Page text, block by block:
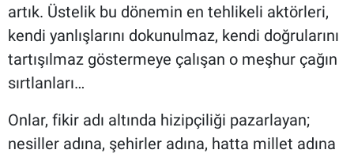
artık. Üstelik bu dönemin en tehlikeli aktörleri,
kendi yanlışlarını dokunulmaz, kendi doğrularını
tartışılmaz göstermeye çalışan o meşhur çağın
sırtlanları…
Onlar, fikir adı altında hizipçiliği pazarlayan;
nesiller adına, şehirler adına, hatta millet adına